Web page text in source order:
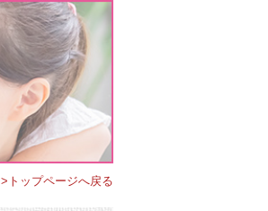
>トップページへ戻る